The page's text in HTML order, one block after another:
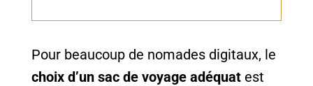
Pour beaucoup de nomades digitaux, le
choix d’un sac de voyage adéquatest